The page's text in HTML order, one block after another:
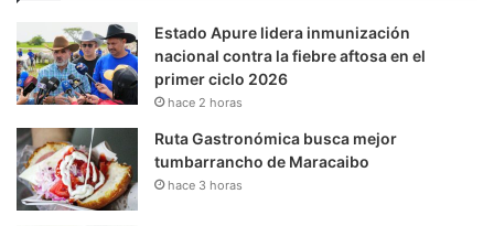
Estado Apure lidera inmunización
nacional contra la fiebre aftosa en el
primer ciclo 2026
hace 2 horas
Ruta Gastronómica busca mejor
tumbarrancho de Maracaibo
hace 3 horas